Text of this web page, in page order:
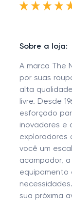
Sobre a loja:
A marca The
por suas
alta
livre. Desde
esforçado
inovadores e
exploradores
você um
acampador,
equipamento
sua próxima